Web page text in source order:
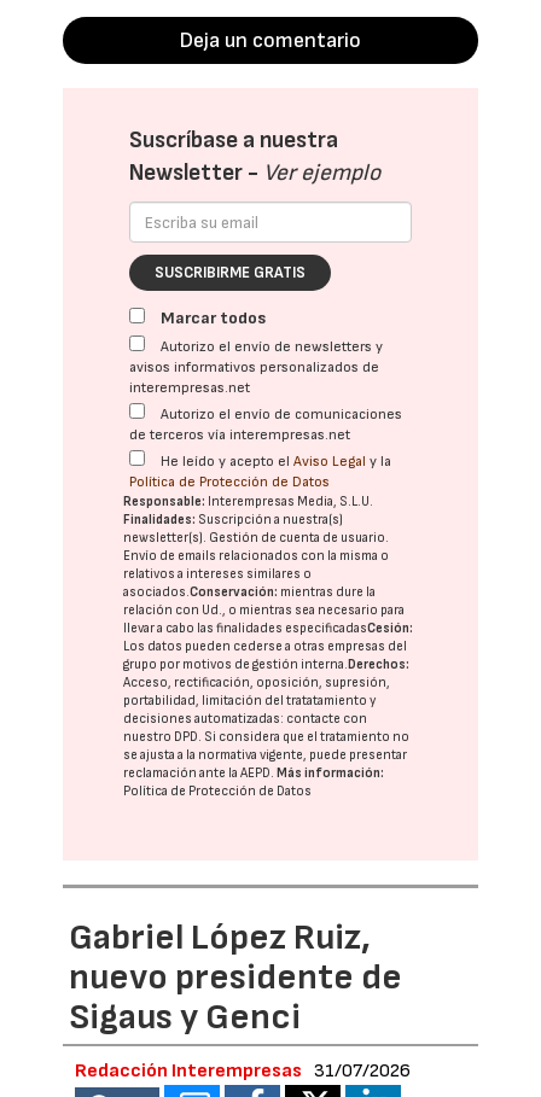
Deja un comentario
Suscríbase a nuestra
Newsletter - Ver ejemplo
SUSCRIBIRME GRATIS
Marcar todos
Autorizo el envío de newsletters y
avisos informativos personalizados de
interempresas.net
Autorizo el envío de comunicaciones
de terceros vía interempresas.net
He leído y acepto elAviso Legal y la
Política de Protección de Datos
Responsable: Interempresas Media, S.L.U.
Finalidades: Suscripción a nuestra(s)
newsletter(s). Gestión de cuenta de usuario.
Envío de emails relacionados con la misma o
relativos a intereses similares o
asociados.Conservación: mientras dure la
relación con Ud., o mientras sea necesario para
llevar a cabo las finalidades especificadasCesión:
Los datos pueden cederse a otras empresas del
grupo por motivos de gestión interna. Derechos:
Acceso, rectificación, oposición, supresión,
portabilidad, limitación del tratatamiento y
decisiones automatizadas: contacte con
nuestro DPD. Si considera que el tratamiento no
se ajusta a la normativa vigente, puede presentar
reclamación ante laAEPD. Más información:
Política de Protección de Datos
Gabriel López Ruiz,
nuevo presidente de
Sigaus y Genci
Redacción Interempresas 31/07/2026